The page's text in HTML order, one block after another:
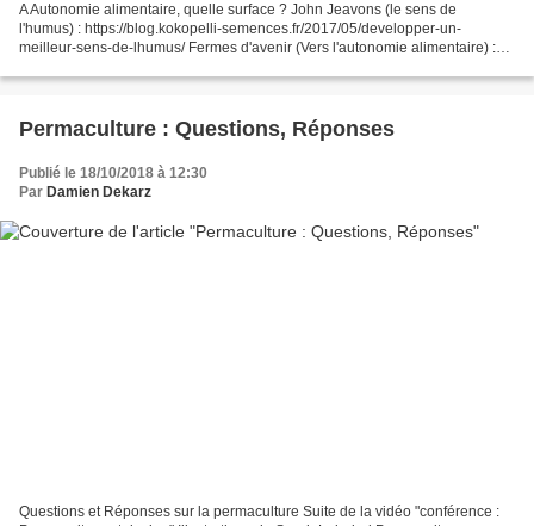
A Autonomie alimentaire, quelle surface ? John Jeavons (le sens de
l'humus) : https://blog.kokopelli-semences.fr/2017/05/developper-un-
meilleur-sens-de-lhumus/ Fermes d'avenir (Vers l'autonomie alimentaire) :
modeles-agricoles-partie-1...
Permaculture : Questions, Réponses
Publié le 18/10/2018 à 12:30
Par Damien Dekarz
Questions et Réponses sur la permaculture Suite de la vidéo "conférence :